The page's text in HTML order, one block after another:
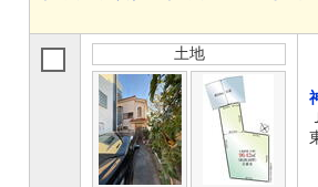
土地